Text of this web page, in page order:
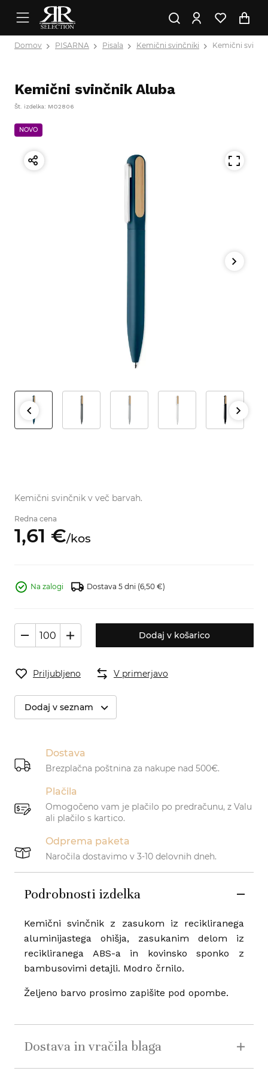
Domov PISARNA Pisala Kemični svinčniki Kemični
Kemični svinčnik Aluba
Št. izdelka: MO2806
NOVO
Kemični svinčnik v več barvah.
Redna cena
1,61 €/kos
Na zalogi Dostava 5 dni (6,50 €)
Dodaj v košarico
Priljubljeno V primerjavo
Dodaj v seznam
Dostava
Brezplačna poštnina za nakupe nad 500€.
Plačila
Omogočeno vam je plačilo po predračunu, z Valu
ali plačilo s kartico.
Odprema paketa
Naročila dostavimo v 3-10 delovnih dneh.
Podrobnosti izdelka
Kemični svinčnik z zasukom iz recikliranega
aluminijastega ohišja, zasukanim delom iz
recikliranega ABS-a in kovinsko sponko z
bambusovimi detajli. Modro črnilo.
Željeno barvo prosimo zapišite pod opombe.
Dostava in vračila blaga